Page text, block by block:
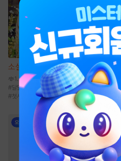
소설 가권신 [단행본]
1.2만
#달달물 다정녀 #능력녀 #동양풍
#첫사랑